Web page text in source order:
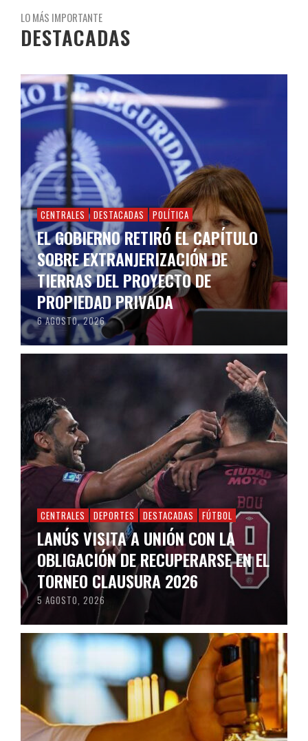
LO MÁS IMPORTANTE
DESTACADAS
CENTRALES DESTACADAS POLÍTICA
EL GOBIERNO RETIRÓ EL CAPÍTULO
SOBRE EXTRANJERIZACIÓN DE
TIERRAS DEL PROYECTO DE
PROPIEDAD PRIVADA
6 AGOSTO, 2026
CENTRALES DEPORTES DESTACADAS FÚTBOL
LANÚS VISITA A UNIÓN CON LA
OBLIGACIÓN DE RECUPERARSE EN EL
TORNEO CLAUSURA 2026
5 AGOSTO, 2026